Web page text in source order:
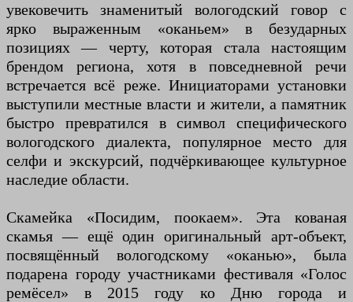
увековечить знаменитый вологодский говор с
ярко выраженным «оканьем» в безударных
позициях — черту, которая стала настоящим
брендом региона, хотя в повседневной речи
встречается всё реже. Инициаторами установки
выступили местные власти и жители, а памятник
быстро превратился в символ специфического
вологодского диалекта, популярное место для
селфи и экскурсий, подчёркивающее культурное
наследие области.
Скамейка «Посидим, поокаем». Эта кованая
скамья — ещё один оригинальный арт-объект,
посвящённый вологодскому «оканью», была
подарена городу участниками фестиваля «Голос
ремёсел» в 2015 году ко Дню города и